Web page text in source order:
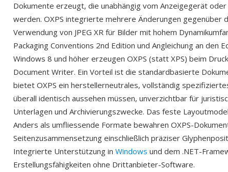
Dokumente erzeugt, die unabhängig vom Anzeigegerät
werden. OXPS integrierte mehrere Änderungen gegenüber
Verwendung von JPEG XR für Bilder mit hohem
Packaging Conventions 2nd Edition und Angleichung an den
Windows 8 und höher erzeugen OXPS (statt XPS) beim
Document Writer. Ein Vorteil ist die standardbasierte
bietet OXPS ein herstellerneutrales, vollständig
überall identisch aussehen müssen, unverzichtbar für
Unterlagen und Archivierungszwecke. Das feste
Anders als umfliessende Formate bewahren OXPS-
Seitenzusammensetzung einschließlich präziser
Integrierte Unterstützung in Windows und dem .NET-
Erstellungsfähigkeiten ohne Drittanbieter-Software.